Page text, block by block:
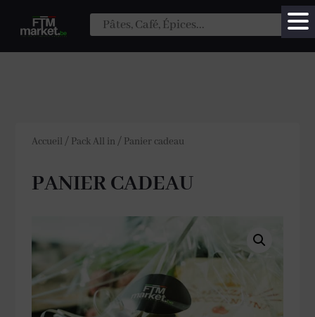
Accueil / Pack All in / Panier cadeau
PANIER CADEAU